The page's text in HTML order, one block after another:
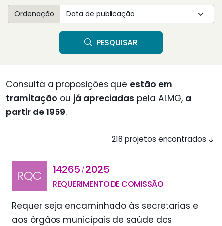
Ordenação
PESQUISAR
Consulta a proposições que estão em
tramitação ou já apreciadas pela ALMG, a
partir de 1959.
218 projetos encontrados
RQC 14265/2025
REQUERIMENTO DE COMISSÃO
Requer seja encaminhado às secretarias e
aos órgãos municipais de saúde dos